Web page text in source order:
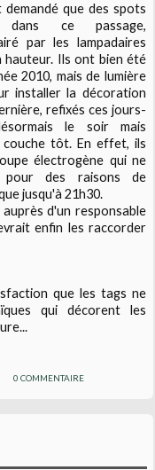
que des spots
dans ce passage,
par les lampadaires
hauteur. Ils ont bien été
2010, mais de lumière
installer la décoration
refixés ces jours-
le soir mais
couche tôt. En effet, ils
électrogène qui ne
pour des raisons de
jusqu'à 21h30.
d'un responsable
enfin les raccorder
que les tags ne
qui décorent les
0 COMMENTAIRE